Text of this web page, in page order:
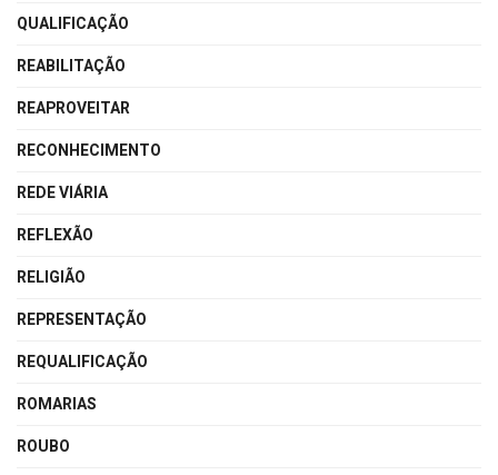
QUALIFICAÇÃO
REABILITAÇÃO
REAPROVEITAR
RECONHECIMENTO
REDE VIÁRIA
REFLEXÃO
RELIGIÃO
REPRESENTAÇÃO
REQUALIFICAÇÃO
ROMARIAS
ROUBO